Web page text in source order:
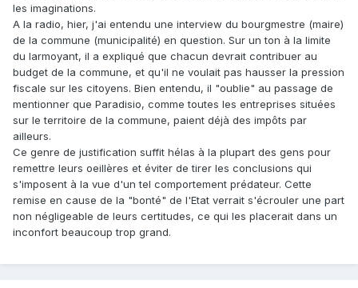
les imaginations.
A la radio, hier, j'ai entendu une interview du bourgmestre (maire)
de la commune (municipalité) en question. Sur un ton à la limite
du larmoyant, il a expliqué que chacun devrait contribuer au
budget de la commune, et qu'il ne voulait pas hausser la pression
fiscale sur les citoyens. Bien entendu, il "oublie" au passage de
mentionner que Paradisio, comme toutes les entreprises situées
sur le territoire de la commune, paient déjà des impôts par
ailleurs.
Ce genre de justification suffit hélas à la plupart des gens pour
remettre leurs oeillères et éviter de tirer les conclusions qui
s'imposent à la vue d'un tel comportement prédateur. Cette
remise en cause de la "bonté" de l'Etat verrait s'écrouler une part
non négligeable de leurs certitudes, ce qui les placerait dans un
inconfort beaucoup trop grand.